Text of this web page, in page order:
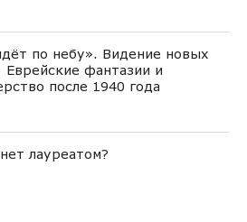
по небу». Видение новых
Еврейские фантазии и
после 1940 года
лауреатом?